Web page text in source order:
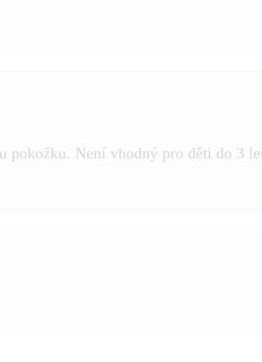
pokožku. Není vhodný pro děti do 3